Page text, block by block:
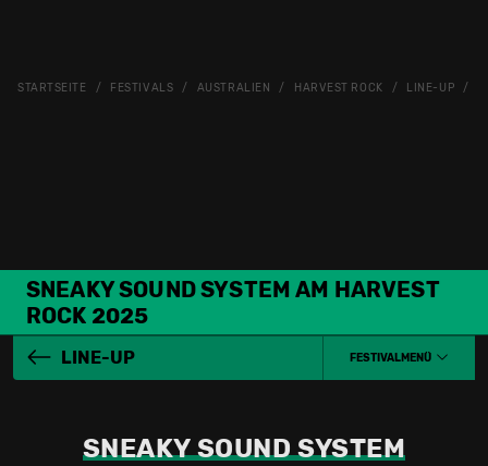
STARTSEITE FESTIVALS AUSTRALIEN HARVEST ROCK LINE-UP
SNEAKY SOUND SYSTEM AM HARVEST
ROCK 2025
LINE-UP FESTIVALMENÜ
SNEAKY SOUND SYSTEM